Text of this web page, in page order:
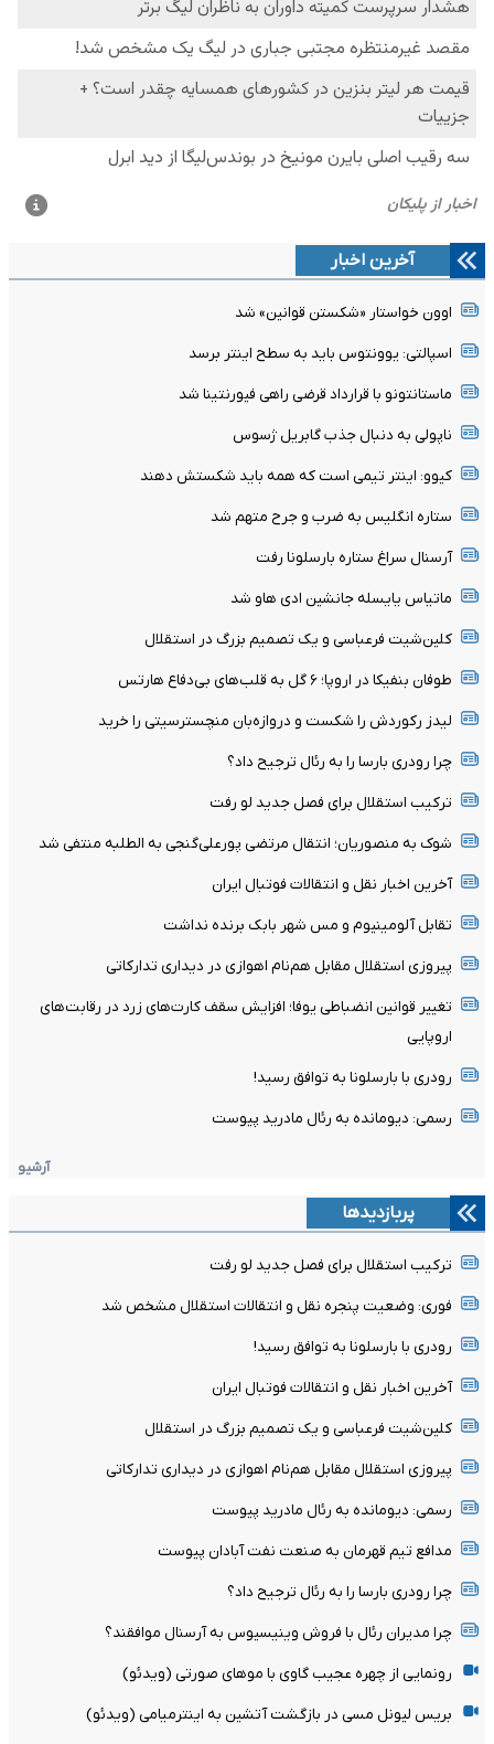
آخرین اخبار
اوون خواستار «شکستن قوانین» شد
اسپالتی: یوونتوس باید به سطح اینتر برسد
ماستانتونو با قرارداد قرضی راهی فیورنتینا شد
ناپولی به دنبال جذب گابریل ژسوس
کیوو: اینتر تیمی است که همه باید شکستش دهند
ستاره انگلیس به ضرب و جرح متهم شد
آرسنال سراغ ستاره بارسلونا رفت
ماتیاس یایسله جانشین ادی هاو شد
کلین‌شیت فرعباسی و یک تصمیم بزرگ در استقلال
طوفان بنفیکا در اروپا؛ ۶ گل به قلب‌های بی‌دفاع هارتس
لیدز رکوردش را شکست و دروازه‌بان منچسترسیتی را خرید
چرا رودری بارسا را به رئال ترجیح داد؟
ترکیب استقلال برای فصل جدید لو رفت
شوک به منصوریان؛ انتقال مرتضی پورعلی‌گنجی به الطلبه منتفی شد
آخرین اخبار نقل و انتقالات فوتبال ایران
تقابل آلومینیوم و مس شهر بابک برنده نداشت
پیروزی استقلال مقابل هم‌نام اهوازی در دیداری تدارکاتی
تغییر قوانین انضباطی یوفا؛ افزایش سقف کارت‌های زرد در رقابت‌های
اروپایی
رودری با بارسلونا به توافق رسید!
رسمی: دیومانده به رئال مادرید پیوست
آرشیو
پربازدیدها
ترکیب استقلال برای فصل جدید لو رفت
فوری: وضعیت پنجره نقل و انتقالات استقلال مشخص شد
رودری با بارسلونا به توافق رسید!
آخرین اخبار نقل و انتقالات فوتبال ایران
کلین‌شیت فرعباسی و یک تصمیم بزرگ در استقلال
پیروزی استقلال مقابل هم‌نام اهوازی در دیداری تدارکاتی
رسمی: دیومانده به رئال مادرید پیوست
مدافع تیم قهرمان به صنعت نفت آبادان پیوست
چرا رودری بارسا را به رئال ترجیح داد؟
چرا مدیران رئال با فروش وینیسیوس به آرسنال موافقند؟
رونمایی از چهره عجیب گاوی با موهای صورتی (ویدئو)
بریس لیونل مسی در بازگشت آتشین به اینترمیامی (ویدئو)